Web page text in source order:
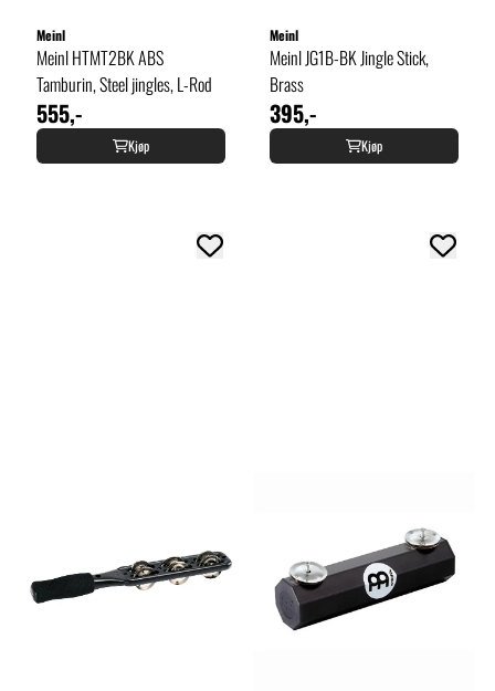
Meinl
Meinl HTMT2BK ABS
Tamburin, Steel jingles, L-Rod
555,-
Kjøp
Meinl
Meinl JG1B-BK Jingle Stick,
Brass
395,-
Kjøp